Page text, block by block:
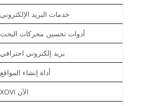
خدمات البريد الإلكتروني
أدوات تحسين محركات البحث
بريد إلكتروني احترافي
أداة إنشاء المواقع
XOVI الآن